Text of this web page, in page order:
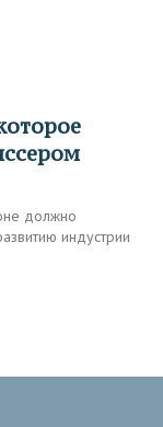
должно
индустрии